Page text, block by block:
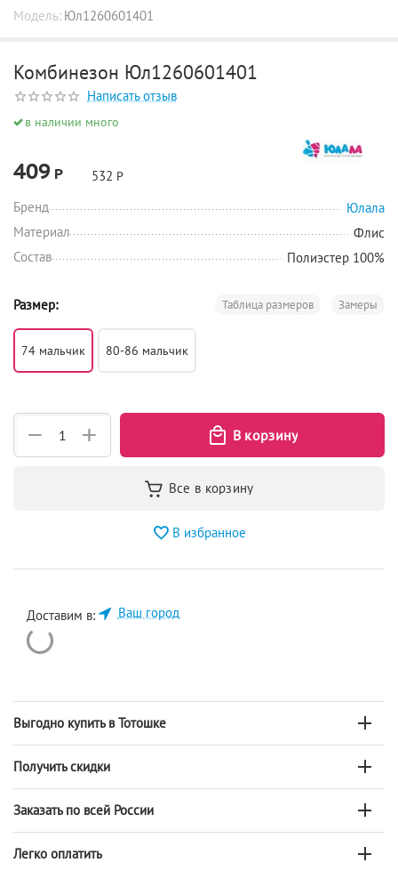
Модель: Юл1260601401
Комбинезон Юл1260601401
Написать отзыв
в наличии много
409 Р 532 Р
Бренд
Юлала
Материал
Флис
Состав
Полиэстер 100%
Размер: Замеры
Таблица размеров
74 мальчик 80-86 мальчик
+
−
В избранное
Доставим в: Ваш город
Выгодно купить в Тотошке
Получить скидки
Заказать по всей России
Легко оплатить